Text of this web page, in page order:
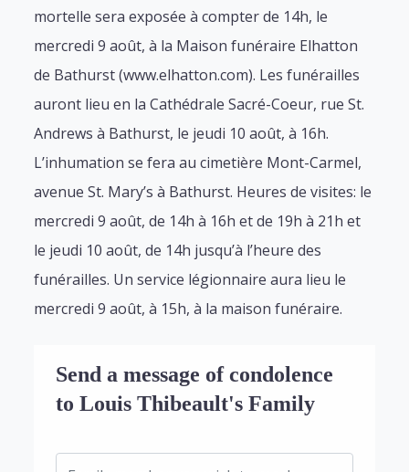
mortelle sera exposée à compter de 14h, le
mercredi 9 août, à la Maison funéraire Elhatton
de Bathurst (www.elhatton.com). Les funérailles
auront lieu en la Cathédrale Sacré-Coeur, rue St.
Andrews à Bathurst, le jeudi 10 août, à 16h.
L’inhumation se fera au cimetière Mont-Carmel,
avenue St. Mary’s à Bathurst. Heures de visites: le
mercredi 9 août, de 14h à 16h et de 19h à 21h et
le jeudi 10 août, de 14h jusqu’à l’heure des
funérailles. Un service légionnaire aura lieu le
mercredi 9 août, à 15h, à la maison funéraire.
Send a message of condolence
to Louis Thibeault's Family